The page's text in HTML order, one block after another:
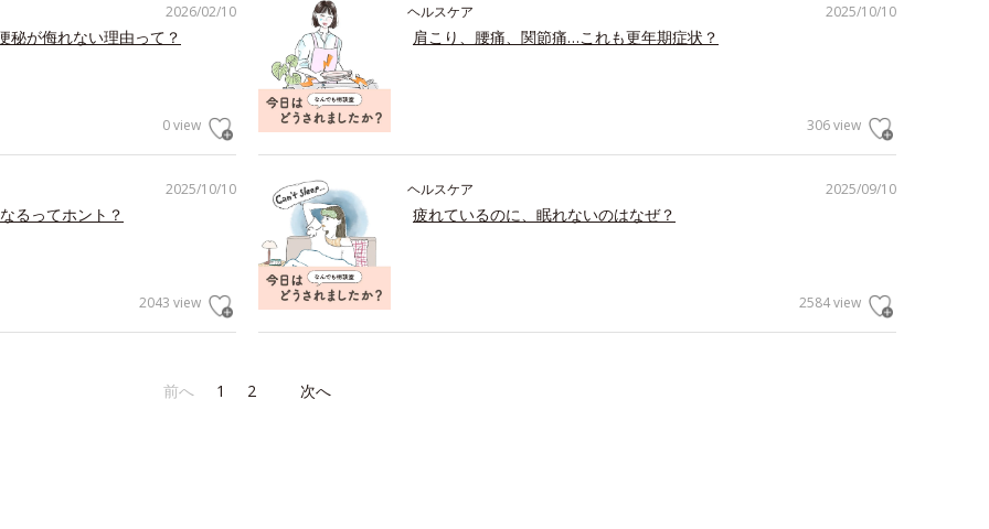
2026/02/10
秘が侮れない理由って？
0 view
2025/10/10
ヘルスケア
肩こり、腰痛、関節痛…これも更年期症状？
306 view
2025/10/10
るってホント？
2043 view
2025/09/10
ヘルスケア
疲れているのに、眠れないのはなぜ？
2584 view
前へ 1 2 次へ